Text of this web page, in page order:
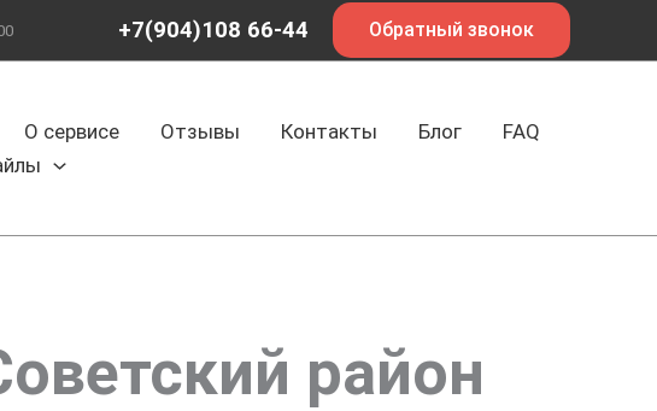
+7(904)108 66-44 Обратный звонок
О сервисе Отзывы Контакты Блог
FAQ
район